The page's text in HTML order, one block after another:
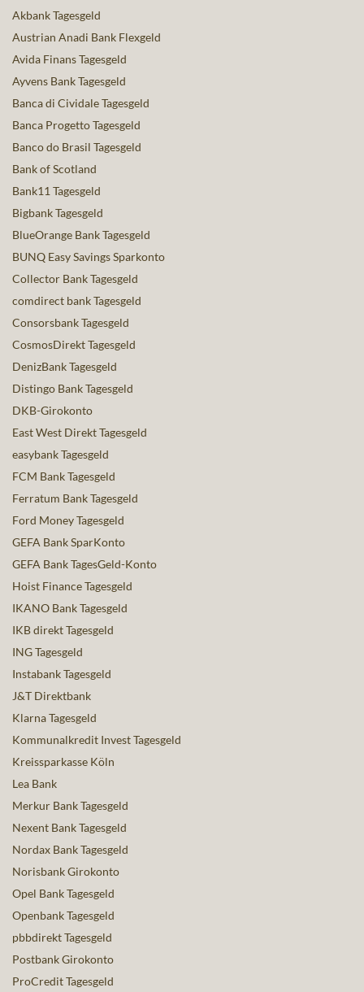
Akbank Tagesgeld
Austrian Anadi Bank Flexgeld
Avida Finans Tagesgeld
Ayvens Bank Tagesgeld
Banca di Cividale Tagesgeld
Banca Progetto Tagesgeld
Banco do Brasil Tagesgeld
Bank of Scotland
Bank11 Tagesgeld
Bigbank Tagesgeld
BlueOrange Bank Tagesgeld
BUNQ Easy Savings Sparkonto
Collector Bank Tagesgeld
comdirect bank Tagesgeld
Consorsbank Tagesgeld
CosmosDirekt Tagesgeld
DenizBank Tagesgeld
Distingo Bank Tagesgeld
DKB-Girokonto
East West Direkt Tagesgeld
easybank Tagesgeld
FCM Bank Tagesgeld
Ferratum Bank Tagesgeld
Ford Money Tagesgeld
GEFA Bank SparKonto
GEFA Bank TagesGeld-Konto
Hoist Finance Tagesgeld
IKANO Bank Tagesgeld
IKB direkt Tagesgeld
ING Tagesgeld
Instabank Tagesgeld
J&T Direktbank
Klarna Tagesgeld
Kommunalkredit Invest Tagesgeld
Kreissparkasse Köln
Lea Bank
Merkur Bank Tagesgeld
Nexent Bank Tagesgeld
Nordax Bank Tagesgeld
Norisbank Girokonto
Opel Bank Tagesgeld
Openbank Tagesgeld
pbbdirekt Tagesgeld
Postbank Girokonto
ProCredit Tagesgeld